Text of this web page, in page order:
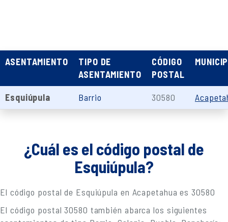
ASENTAMIENTO
TIPO DE
ASENTAMIENTO
CÓDIGO
POSTAL
Esquiúpula Barrio 30580
¿Cuál es el código postal de
Esquiúpula?
El código postal de Esquiúpula en Acapetahua es 30580
El código postal 30580 también abarca los siguientes